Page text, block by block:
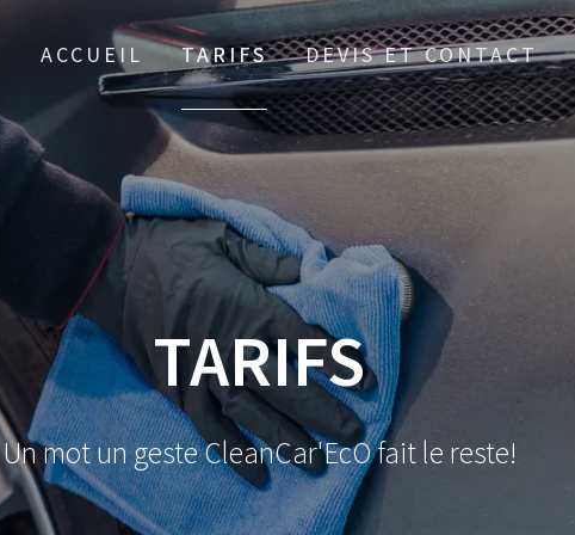
ACCUEIL TARIFS DEVIS ET CONTACT
TARIFS
Un mot un geste CleanCar'EcO fait le reste!